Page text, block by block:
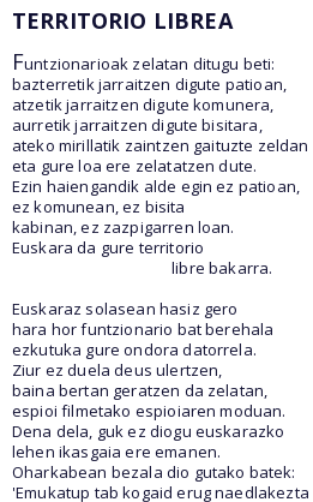
TERRITORIO LIBREA
Funtzionarioak zelatan ditugu beti:
bazterretik jarraitzen digute patioan,
atzetik jarraitzen digute komunera,
aurretik jarraitzen digute bisitara,
ateko mirillatik zaintzen gaituzte zeldan
eta gure loa ere zelatatzen dute.
Ezin haiengandik alde egin ez patioan,
ez komunean, ez bisita
kabinan, ez zazpigarren loan.
Euskara da gure territorio
libre bakarra.
Euskaraz solasean hasiz gero
hara hor funtzionario bat berehala
ezkutuka gure ondora datorrela.
Ziur ez duela deus ulertzen,
baina bertan geratzen da zelatan,
espioi filmetako espioiaren moduan.
Dena dela, guk ez diogu euskarazko
lehen ikasgaia ere emanen.
Oharkabean bezala dio gutako batek:
'Emukatup tab kogaid erug naedlakezta